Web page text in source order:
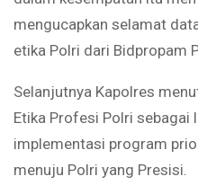
mengucapkan selamat
etika Polri dari Bidpropam
Selanjutnya Kapolres
Etika Profesi Polri sebagai
implementasi program
menuju Polri yang Presisi.